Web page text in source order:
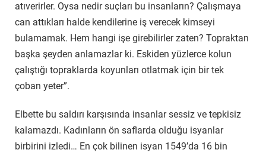
atıverirler. Oysa nedir suçları bu insanların? Çalışmaya
can attıkları halde kendilerine iş verecek kimseyi
bulamamak. Hem hangi işe girebilirler zaten? Topraktan
başka şeyden anlamazlar ki. Eskiden yüzlerce kolun
çalıştığı topraklarda koyunları otlatmak için bir tek
çoban yeter”.
Elbette bu saldırı karşısında insanlar sessiz ve tepkisiz
kalamazdı. Kadınların ön saflarda olduğu isyanlar
birbirini izledi… En çok bilinen isyan 1549’da 16 bin